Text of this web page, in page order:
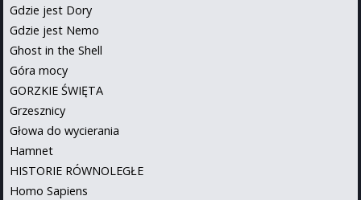
Gdzie jest Dory
Gdzie jest Nemo
Ghost in the Shell
Góra mocy
GORZKIE ŚWIĘTA
Grzesznicy
Głowa do wycierania
Hamnet
HISTORIE RÓWNOLEGŁE
Homo Sapiens